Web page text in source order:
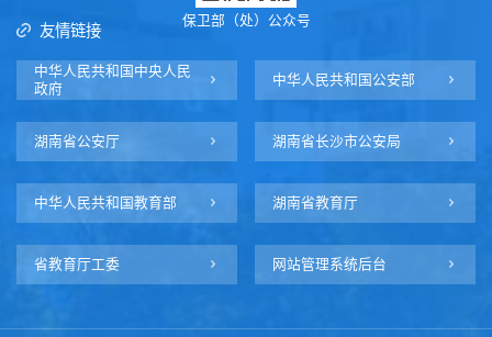
保卫部（处）公众号
友情链接
中华人民共和国中央人民
政府
中华人民共和国公安部
湖南省公安厅 湖南省长沙市公安局
中华人民共和国教育部 湖南省教育厅
省教育厅工委 网站管理系统后台